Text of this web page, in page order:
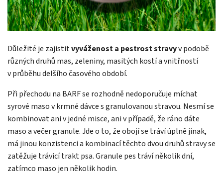
Důležité je zajistitvyváženost a pestrost stravyv podobě
různých druhů mas, zeleniny, masitých kostí a vnitřností
v průběhu delšího časového období.
Při přechodu na BARF se rozhodně nedoporučuje míchat
syrové maso v krmné dávce s granulovanou stravou. Nesmí se
kombinovat ani v jedné misce, ani v případě, že ráno dáte
maso a večer granule. Jde o to, že obojí se tráví úplně jinak,
má jinou konzistenci a kombinací těchto dvou druhů stravy se
zatěžuje trávicí trakt psa. Granule pes tráví několik dní,
zatímco maso jen několik hodin.